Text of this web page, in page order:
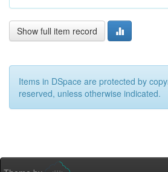
Show full item record
Items in DSpace are protected by
reserved, unless otherwise indicated.